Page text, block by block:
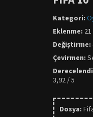
Kategori:
Eklenme:
Değiştirme:
Çevirmen:
3,92 / 5
Dosya: